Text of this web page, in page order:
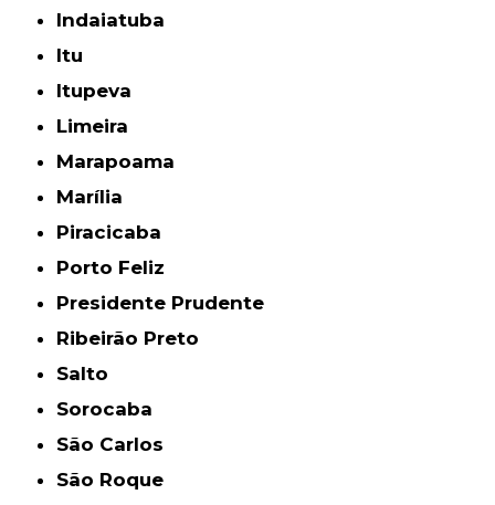
Indaiatuba
Itu
Itupeva
Limeira
Marapoama
Marília
Piracicaba
Porto Feliz
Presidente Prudente
Ribeirão Preto
Salto
Sorocaba
São Carlos
São Roque